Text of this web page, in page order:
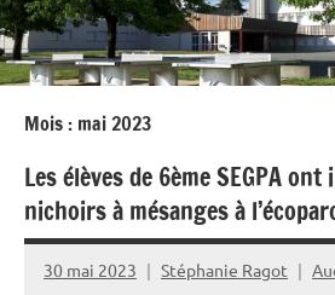
Mois : mai 2023
Les élèves de 6ème SEGPA
nichoirs à mésanges à
30 mai 2023 Stéphanie Ragot